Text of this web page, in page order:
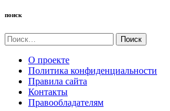
поиск
Найти:
О проекте
Политика конфиденциальности
Правила сайта
Контакты
Правообладателям